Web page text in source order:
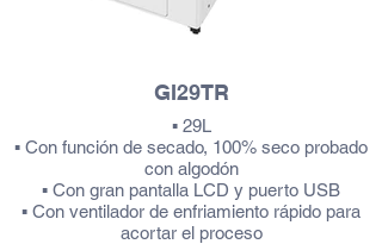
GI29TR
▪ 29L
▪ Con función de secado, 100% seco probado
con algodón
▪ Con gran pantalla LCD y puerto USB
▪ Con ventilador de enfriamiento rápido para
acortar el proceso